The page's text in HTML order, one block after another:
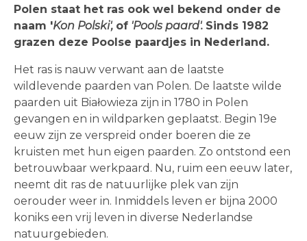
Polen staat het ras ook wel bekend onder de
naam 'Kon Polski', of 'Pools paard'. Sinds 1982
grazen deze Poolse paardjes in Nederland.
Het ras is nauw verwant aan de laatste
wildlevende paarden van Polen. De laatste wilde
paarden uit Białowieza zijn in 1780 in Polen
gevangen en in wildparken geplaatst. Begin 19e
eeuw zijn ze verspreid onder boeren die ze
kruisten met hun eigen paarden. Zo ontstond een
betrouwbaar werkpaard. Nu, ruim een eeuw later,
neemt dit ras de natuurlijke plek van zijn
oerouder weer in. Inmiddels leven er bijna 2000
koniks een vrij leven in diverse Nederlandse
natuurgebieden.